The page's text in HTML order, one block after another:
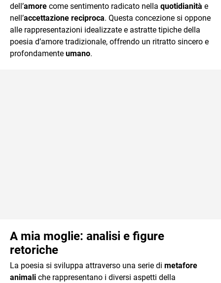
dell’amore come sentimento radicato nella quotidianità e
nell’accettazione reciproca. Questa concezione si oppone
alle rappresentazioni idealizzate e astratte tipiche della
poesia d’amore tradizionale, offrendo un ritratto sincero e
profondamente umano.
A mia moglie: analisi e figure
retoriche
La poesia si sviluppa attraverso una serie di metafore
animali che rappresentano i diversi aspetti della